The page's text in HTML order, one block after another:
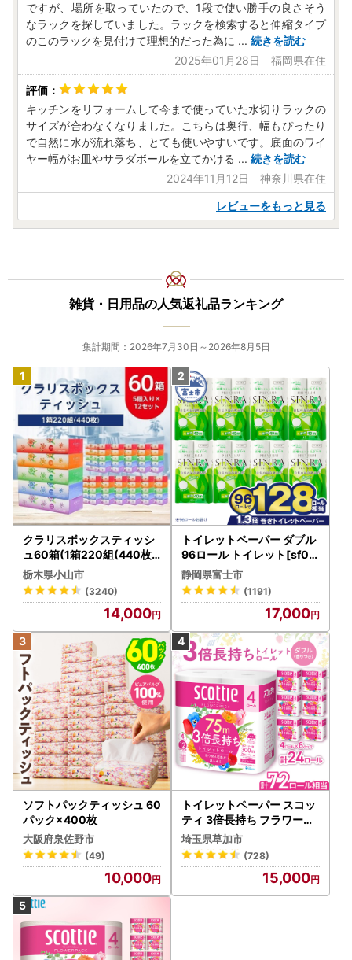
ですが、場所を取っていたので、1段で使い勝手の良さそう
なラックを探していました。ラックを検索すると伸縮タイプ
のこのラックを見付けて理想的だった為に ... 続きを読む
2025年01月28日 福岡県在住
キッチンをリフォームして今まで使っていた水切りラックの
サイズが合わなくなりました。こちらは奥行、幅もぴったり
で自然に水が流れ落ち、とても使いやすいです。底面のワイ
ヤー幅がお皿やサラダボールを立てかける ... 続きを読む
2024年11月12日 神奈川県在住
レビューをもっと見る
雑貨・日用品の人気返礼品ランキング
集計期間：2026年7月30日～2026年8月5日
クラリスボックスティッシ
ュ60箱(1箱220組(440枚))
(5個入り×12セット)【配送
不可地域：離島・沖縄県】
【1256759】
栃木県小山市
(3240)
14,000
トイレットペーパー ダブル
96ロール トイレット[sf00
1-012]
静岡県富士市
(1191)
17,000
ソフトパックティッシュ 60
パック×400枚
大阪府泉佐野市
(49)
10,000
トイレットペーパー スコッ
ティ 3倍長持ち フラワーパ
ック 4ロール×6P
埼玉県草加市
(728)
15,000